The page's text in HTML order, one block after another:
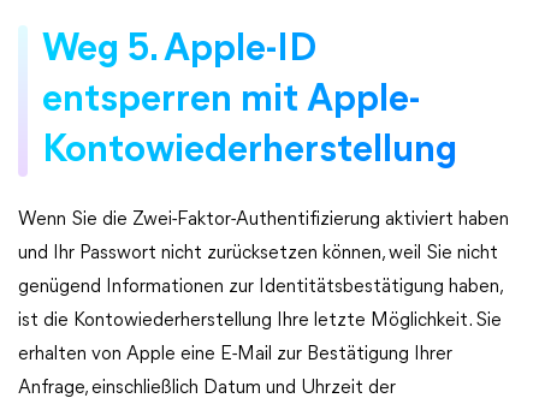
Weg 5. Apple-ID
entsperren mit Apple-
Kontowiederherstellung
Wenn Sie die Zwei-Faktor-Authentifizierung aktiviert haben
und Ihr Passwort nicht zurücksetzen können, weil Sie nicht
genügend Informationen zur Identitätsbestätigung haben,
ist die Kontowiederherstellung Ihre letzte Möglichkeit. Sie
erhalten von Apple eine E-Mail zur Bestätigung Ihrer
Anfrage, einschließlich Datum und Uhrzeit der